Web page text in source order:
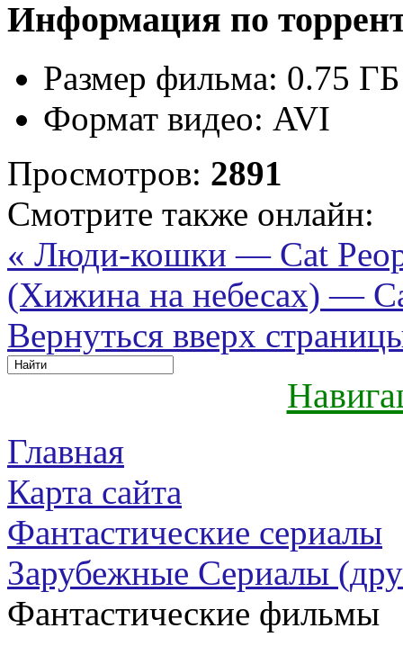
Информация по
Размер фильма: 0.75 ГБ
Формат видео: AVI
Просмотров: 2891
Смотрите также онлайн:
« Люди-кошки — Cat
(Хижина на небесах) —
Вернуться вверх
Главная
Карта сайта
Фантастические сериалы
Зарубежные Сериалы
Фантастические фильмы